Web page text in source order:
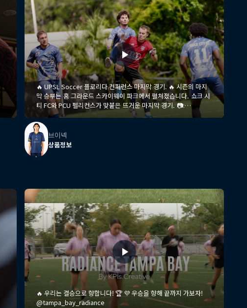
🔥 UPSL Soccer 플로리다 컨퍼런스 마지막 경기. 🔥 시즌의 마지
막 승부는 홈 그라운드 스카이웨이 파크에서 펼쳐졌습니다. 쇼크 시
티 FC와 PCU 펠리컨스가 맞붙은 뜨거운 마지막 경기. 📷:
@hhraephotography
브이넥
상품정보
🔥 우리는 결승으로 향합니다! 🏆 💜 우승을 향해 끝까지 가보자!
@tampa_bay_radiance